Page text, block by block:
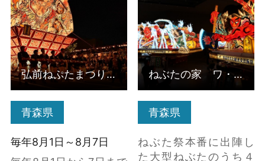
青森県
毎年8月1日～8月7日
弘前ねぷたまつり
青森県
ねぶた祭本番に出陣し
た大型ねぶたのうち４
ねぶたの家 ワ・ラッセ